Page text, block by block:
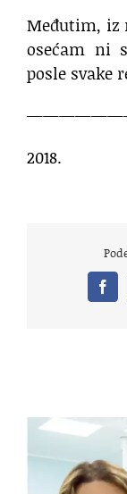
Međutim, iz
osećam ni
posle svake
2018.